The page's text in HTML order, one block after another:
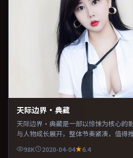
天际边界·典藏
天际边界·典藏是一部以惊悚为核心的
与人物成长展开，整体节奏紧凑，值得推
98K 2020-04-04
6.4